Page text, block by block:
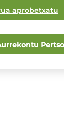
aprobetxatu